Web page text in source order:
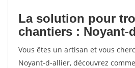
La solution pour
chantiers : Noyant-
Vous êtes un artisan et vous
Noyant-d-allier, découvrez